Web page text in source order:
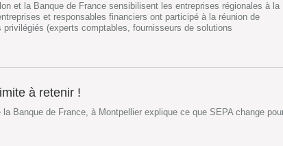
et la Banque de France sensibilisent les entreprises régionales à la
et responsables financiers ont participé à la réunion de
(experts comptables, fournisseurs de solutions
à retenir !
Banque de France, à Montpellier explique ce que SEPA change